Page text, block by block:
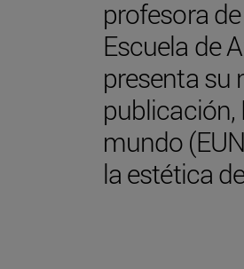
profesora
Escuela de
presenta su
publicación,
mundo
la estética